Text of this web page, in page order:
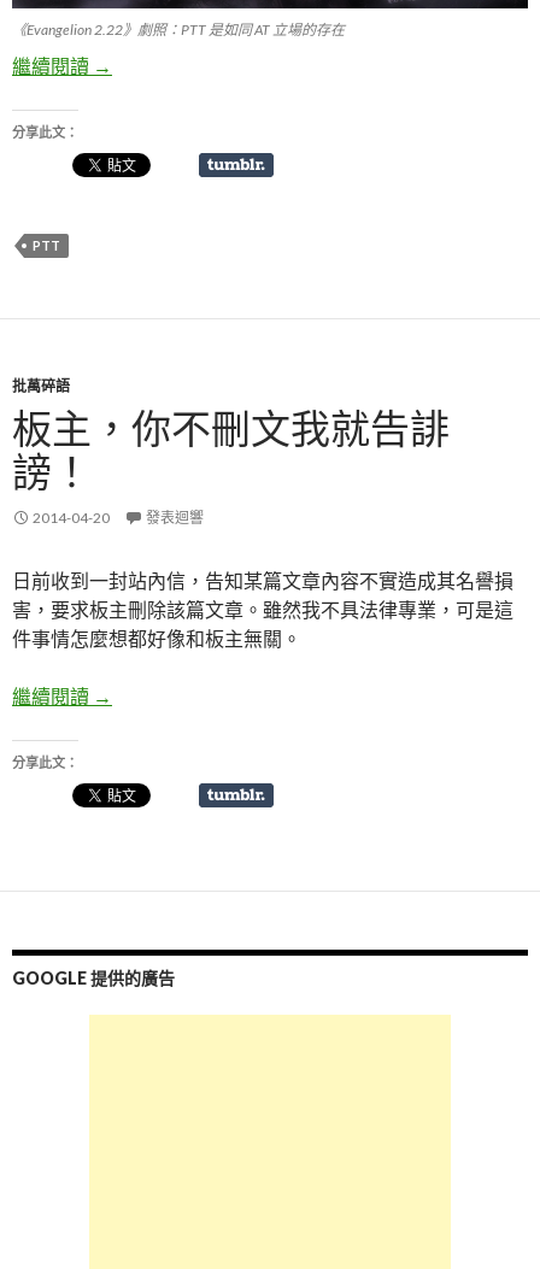
《Evangelion 2.22》劇照：PTT 是如同 AT 立場的存在
繼續閱讀 無堅不摧的防線：批踢踢
→
分享此文：
PTT
批萬碎語
板主，你不刪文我就告誹
謗！
2014-04-20 發表迴響
日前收到一封站內信，告知某篇文章內容不實造成其名譽損
害，要求板主刪除該篇文章。雖然我不具法律專業，可是這
件事情怎麼想都好像和板主無關。
繼續閱讀 板主，你不刪文我就告誹謗！
→
分享此文：
GOOGLE 提供的廣告